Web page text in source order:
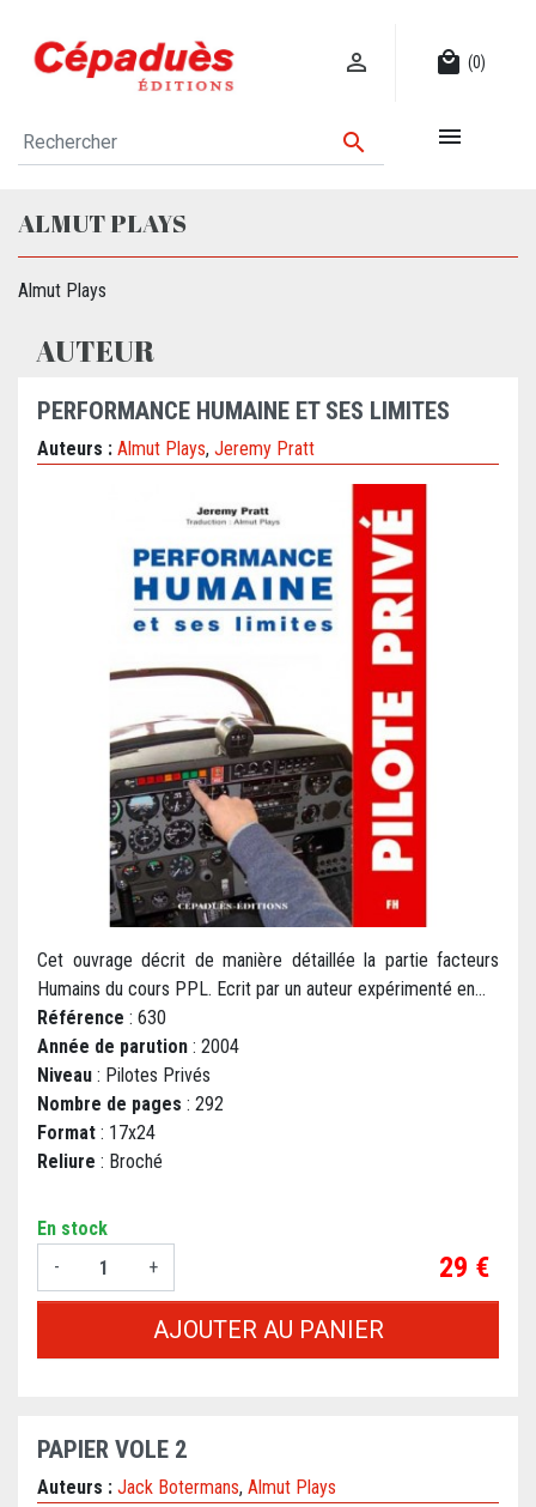
 local_mall (0)
 
ALMUT PLAYS
Almut Plays
AUTEUR
PERFORMANCE HUMAINE ET SES LIMITES
Auteurs : Almut Plays, Jeremy Pratt
Cet ouvrage décrit de manière détaillée la partie facteurs
Humains du cours PPL. Ecrit par un auteur expérimenté en...
Référence : 630
Année de parution : 2004
Niveau : Pilotes Privés
Nombre de pages : 292
Format : 17x24
Reliure : Broché
En stock
-
+ Prix
29 €
AJOUTER AU PANIER
PAPIER VOLE 2
Auteurs : Jack Botermans, Almut Plays